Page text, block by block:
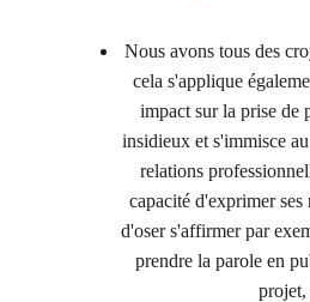
Nous avons tous des
cela s'applique
impact sur la prise de
insidieux et s'immisce
relations
capacité d'exprimer ses
d'oser s'affirmer par
prendre la parole en
projet,